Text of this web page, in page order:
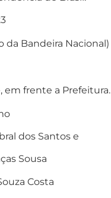
da Bandeira Nacional)
em frente a Prefeitura.
dos Santos e
Sousa
Costa